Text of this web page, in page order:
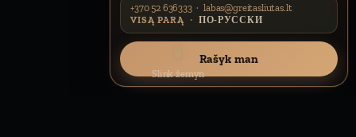
+370 52 636333 · labas@greitasliutas.lt
VISĄ PARĄ · ПО-РУССКИ
Rašyk man
Slink žemyn